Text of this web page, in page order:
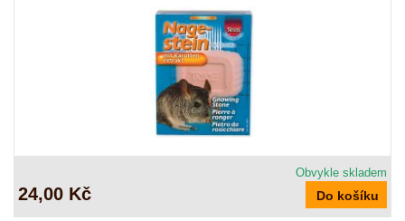
Obvykle skladem
24,00 Kč